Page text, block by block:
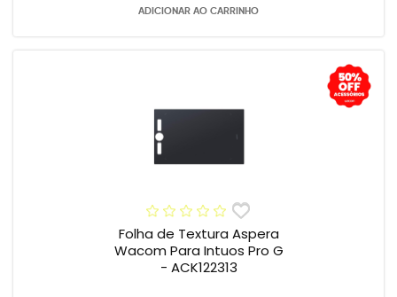
ADICIONAR AO CARRINHO
Folha de Textura Aspera
Wacom Para Intuos Pro G
- ACK122313